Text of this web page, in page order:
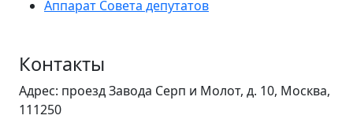
Аппарат Совета депутатов
Контакты
Адрес: проезд Завода Серп и Молот, д. 10, Москва,
111250